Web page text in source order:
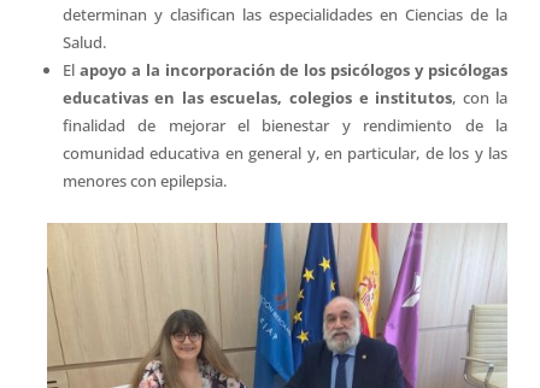
determinan y clasifican las especialidades en Ciencias de la
Salud.
El apoyo a la incorporación de los psicólogos y psicólogas
educativas en las escuelas, colegios e institutos, con la
finalidad de mejorar el bienestar y rendimiento de la
comunidad educativa en general y, en particular, de los y las
menores con epilepsia.